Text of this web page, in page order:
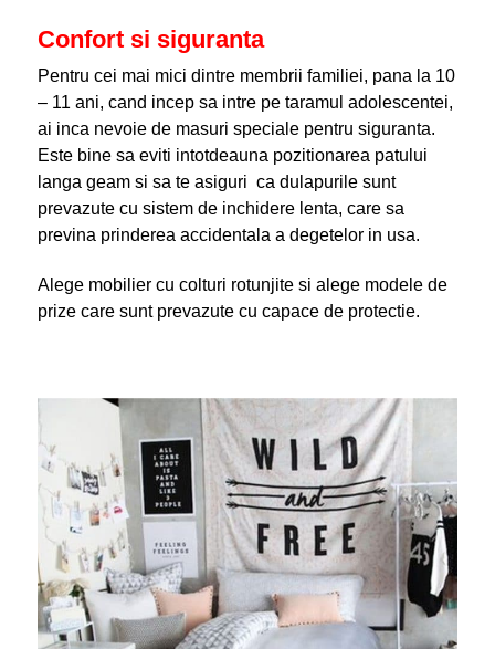
Confort si siguranta
Pentru cei mai mici dintre membrii familiei, pana la 10
– 11 ani, cand incep sa intre pe taramul adolescentei,
ai inca nevoie de masuri speciale pentru siguranta.
Este bine sa eviti intotdeauna pozitionarea patului
langa geam si sa te asiguri ca dulapurile sunt
prevazute cu sistem de inchidere lenta, care sa
previna prinderea accidentala a degetelor in usa.
Alege mobilier cu colturi rotunjite si alege modele de
prize care sunt prevazute cu capace de protectie.